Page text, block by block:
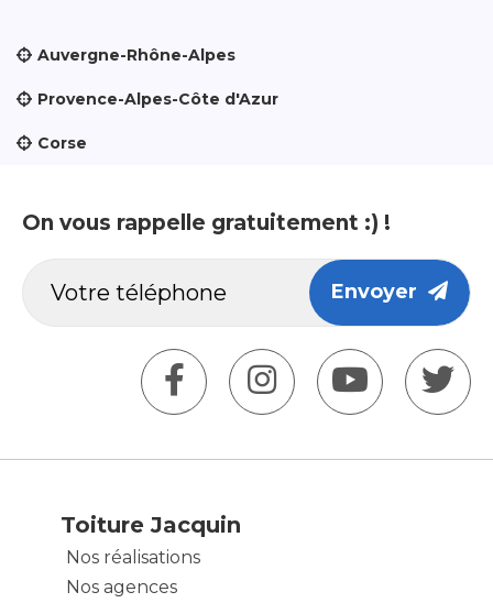
Auvergne-Rhône-Alpes
Provence-Alpes-Côte d'Azur
Corse
On vous rappelle gratuitement :) !
Envoyer
Toiture Jacquin
Nos réalisations
Nos agences